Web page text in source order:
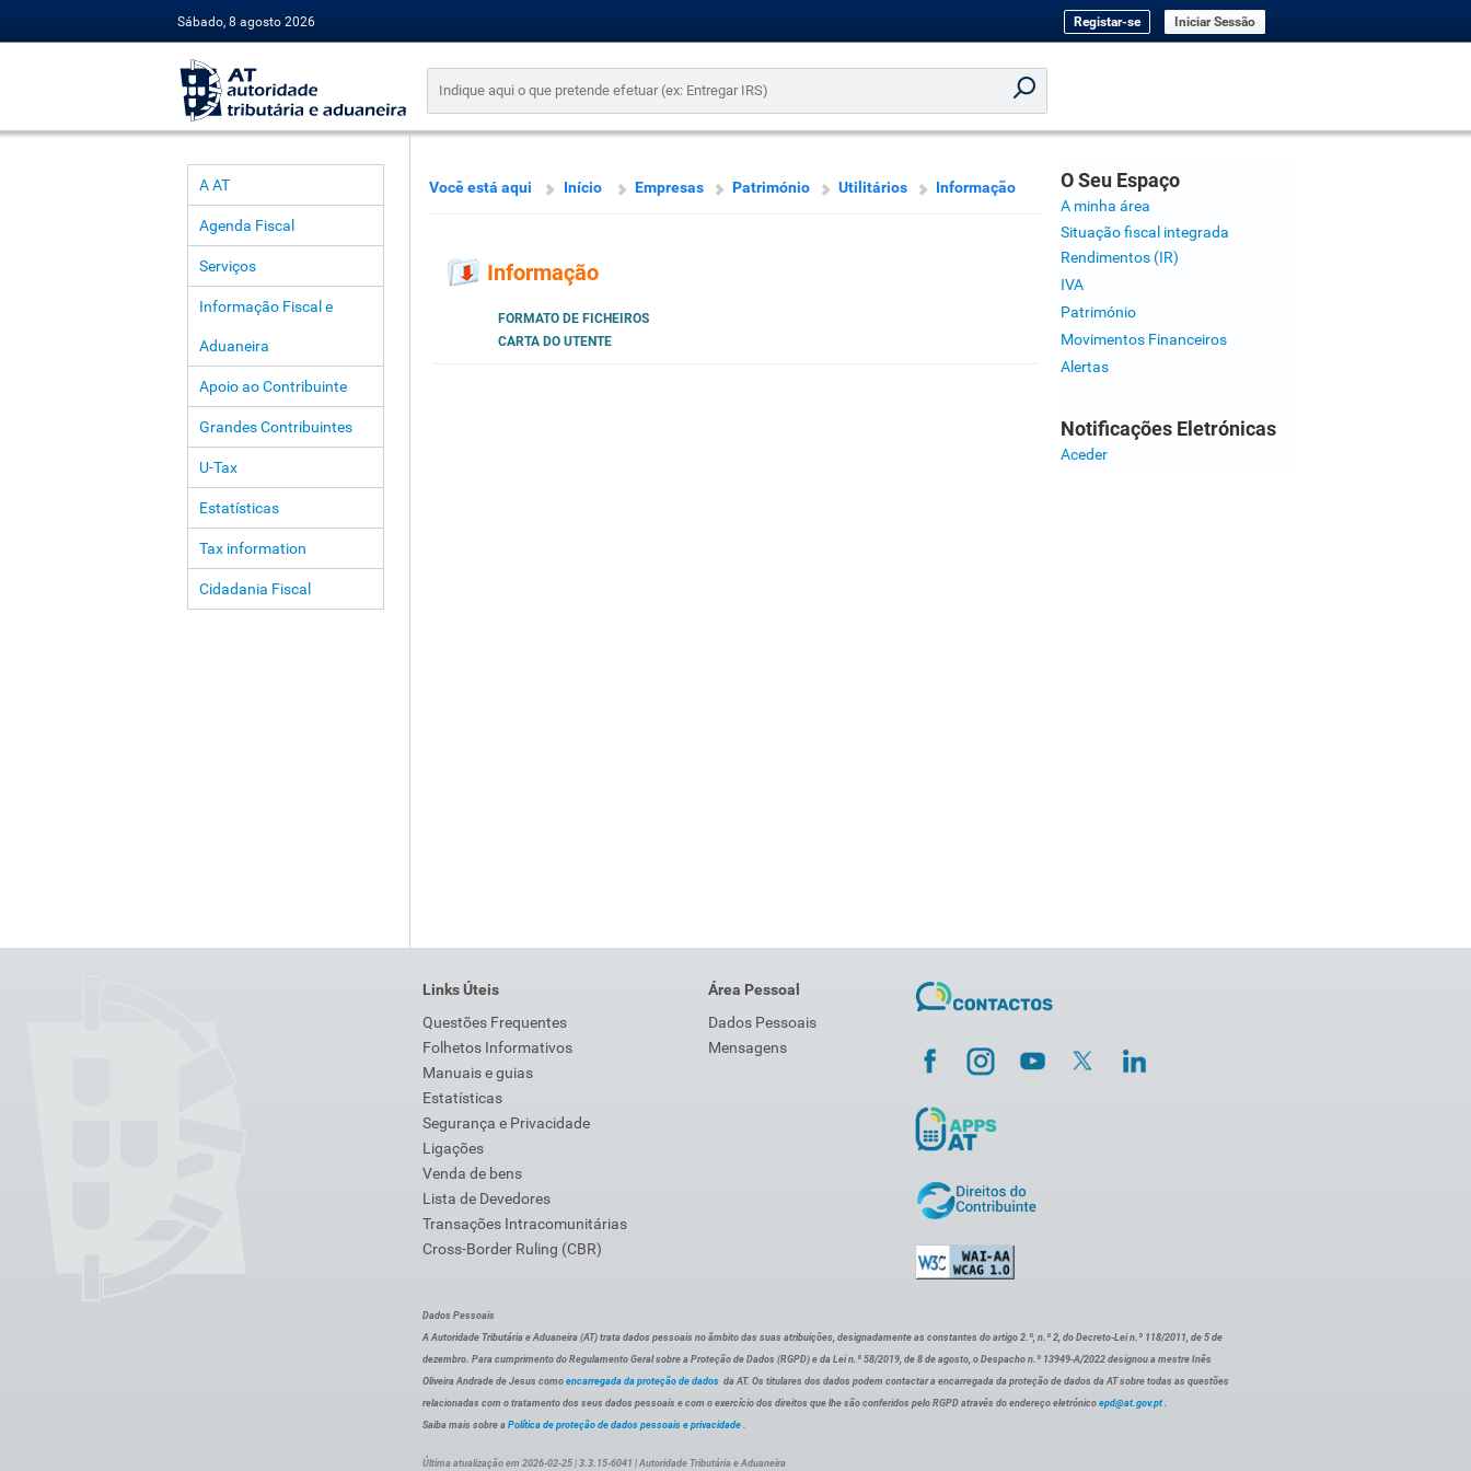
Sábado, 8 agosto 2026 Registar-se Iniciar Sessão
A AT
Agenda Fiscal
Serviços
Informação Fiscal e
Aduaneira
Apoio ao Contribuinte
Grandes Contribuintes
U-Tax
Estatísticas
Tax information
Cidadania Fiscal
Você está aqui Início Empresas Património Utilitários Informação
Informação
FORMATO DE FICHEIROS
CARTA DO UTENTE
O Seu Espaço
A minha área
Situação fiscal integrada
Rendimentos (IR)
IVA
Património
Movimentos Financeiros
Alertas
Notificações Eletrónicas
Aceder
Links Úteis
Questões Frequentes
Folhetos Informativos
Manuais e guias
Estatísticas
Segurança e Privacidade
Ligações
Venda de bens
Lista de Devedores
Transações Intracomunitárias
Cross-Border Ruling (CBR)
Área Pessoal
Dados Pessoais
Mensagens
Dados Pessoais
A Autoridade Tributária e Aduaneira (AT) trata dados pessoais no âmbito das suas atribuições, designadamente as constantes do artigo 2.º, n.º 2, do Decreto-Lei n.º 118/2011, de 5 de
dezembro. Para cumprimento do Regulamento Geral sobre a Proteção de Dados (RGPD) e da Lei n.º 58/2019, de 8 de agosto, o Despacho n.º 13949-A/2022 designou a mestre Inês
Oliveira Andrade de Jesus como encarregada da proteção de dados da AT. Os titulares dos dados podem contactar a encarregada da proteção de dados da AT sobre todas as questões
relacionadas com o tratamento dos seus dados pessoais e com o exercício dos direitos que lhe são conferidos pelo RGPD através do endereço eletrónico epd@at.gov.pt .
Saiba mais sobre a Política de proteção de dados pessoais e privacidade .
Última atualização em 2026-02-25 | 3.3.15-6041 | Autoridade Tributária e Aduaneira